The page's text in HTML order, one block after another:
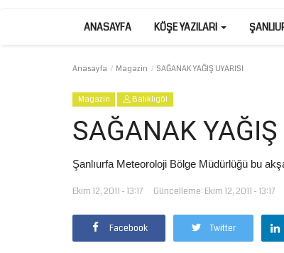
ANASAYFA KÖŞE YAZILARI
Anasayfa Magazin SAĞANAK YAĞIŞ UYARISI
Magazin Balıklıgöl
SAĞANAK YAĞIŞ
Şanlıurfa Meteoroloji Bölge Müdürlüğü bu
Ekim 12, 2011 - 13:17 Güncelleme: Ekim 12, 2011 - 13:17
Facebook Twitter